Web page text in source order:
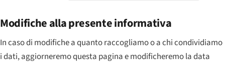
Modifiche alla presente informativa
In caso di modifiche a quanto raccogliamo o a chi condividiamo
i dati, aggiorneremo questa pagina e modificheremo la data